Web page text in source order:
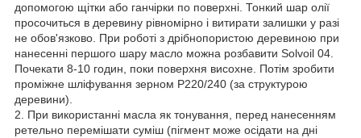
допомогою щітки або ганчірки по поверхні. Тонкий шар олії
просочиться в деревину рівномірно і витирати залишки у разі
не обов'язково. При роботі з дрібнопористою деревиною при
нанесенні першого шару масло можна розбавити Solvoil 04.
Почекати 8-10 годин, поки поверхня висохне. Потім зробити
проміжне шліфування зерном Р220/240 (за структурою
деревини).
2. При використанні масла як тонування, перед нанесенням
ретельно перемішати суміш (пігмент може осідати на дні